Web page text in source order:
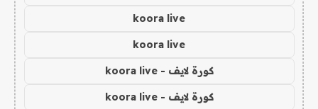
koora live
koora live
كورة لايف - koora live
كورة لايف - koora live